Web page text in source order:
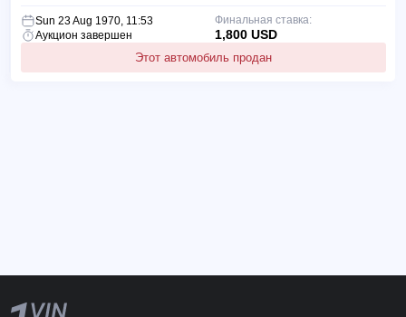
Sun 23 Aug 1970, 11:53
Аукцион завершен
Этот автомобиль продан
Финальная ставка:
1,800 USD